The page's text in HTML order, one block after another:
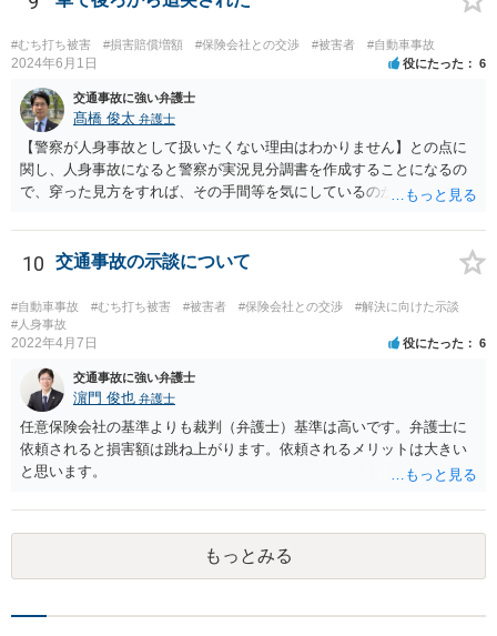
#むち打ち被害 #損害賠償増額 #保険会社との交渉 #被害者 #自動車事故
2024年6月1日 役にたった 6
交通事故に強い弁護士
髙橋 俊太 弁護士
【警察が人身事故として扱いたくない理由はわかりません】との点に
関し、人身事故になると警察が実況見分調書を作成することになるの
で、穿った見方をすれば、その手間等を気にしているのかもしれませ
する方が適切だと思います。人身事故にしたからといって、相手方の
罪責等がそれだけで重くなるわけではありません。
10 交通事故の示談について
#自動車事故 #むち打ち被害 #被害者 #保険会社との交渉
#解決に向けた示談
#人身事故
2022年4月7日 役にたった 6
交通事故に強い弁護士
濵門 俊也 弁護士
任意保険会社の基準よりも裁判（弁護士）基準は高いです。弁護士に
依頼されると損害額は跳ね上がります。依頼されるメリットは大きい
と思います。
もっとみる